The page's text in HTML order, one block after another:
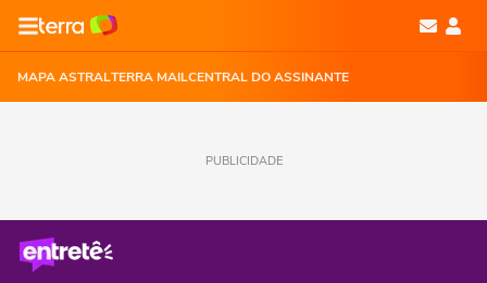
MAPA ASTRALTERRA MAILCENTRAL DO ASSINANTE
PUBLICIDADE